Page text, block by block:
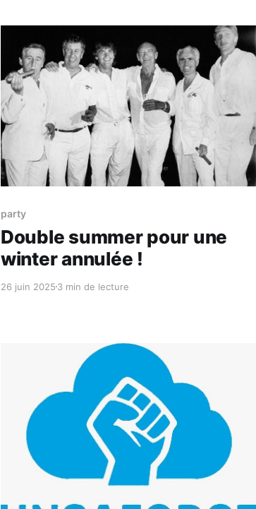
party
Double summer pour une
winter annulée !
26 juin 20253 min de lecture